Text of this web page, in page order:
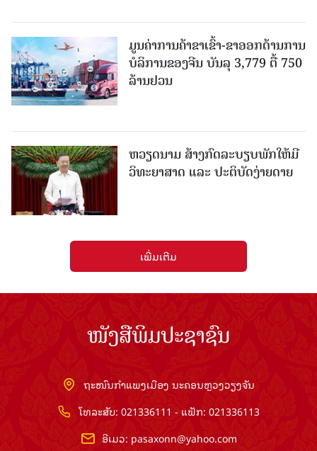
ມູນຄ່າການຄ້າຂາເຂົ້າ-ຂາອອກດ້ານການ
ບໍລິການຂອງຈີນ ບັນລຸ 3,779 ຕື້ 750
ລ້ານຢວນ
ຫວຽດນາມ ສ້າງກົດລະບຽບພັກໃຫ້ມີ
ວິທະຍາສາດ ແລະ ປະຕິບັດງ່າຍດາຍ
ເພີ່ມເຕີມ
ໜັງສືພິມປະຊາຊົນ
ຖະໜົນກຳແພງເມືອງ ນະຄອນຫຼວງວຽງຈັນ
ໂທລະສັບ: 021336111 - ແຟັກ: 021336113
ອີເມວ: pasaxonn@yahoo.com